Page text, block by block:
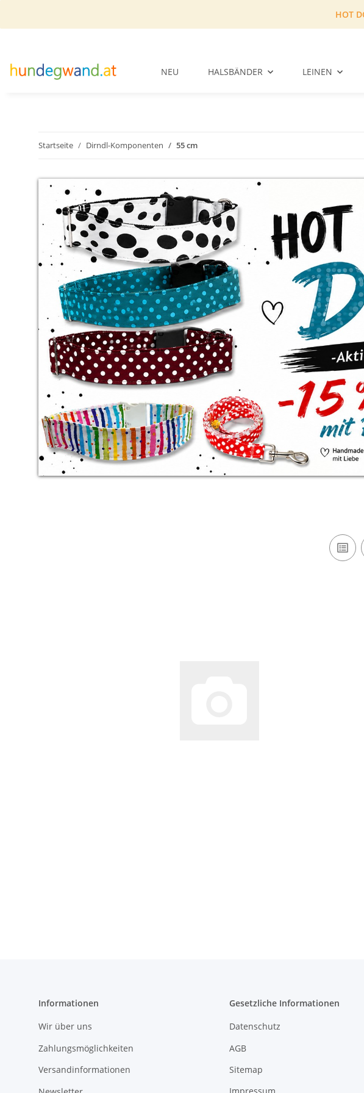
HOT
NEU HALSBÄNDER LEINEN
Startseite Dirndl-Komponenten 55 cm
Informationen
Wir über uns
Zahlungsmöglichkeiten
Versandinformationen
Gesetzliche Informationen
Datenschutz
AGB
Sitemap